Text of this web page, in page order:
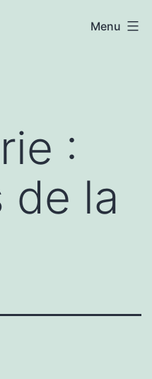
Menu
:
de la